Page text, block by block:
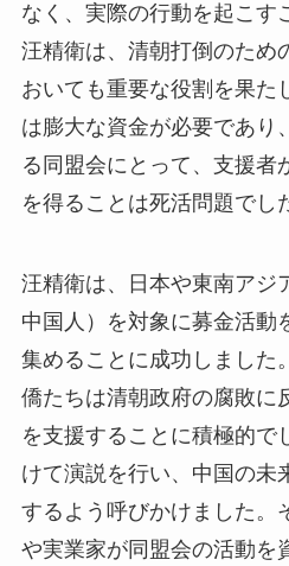
なく、実際の行動を起こす
汪精衛は、清朝打倒のため
おいても重要な役割を果た
は膨大な資金が必要であり
る同盟会にとって、支援者
を得ることは死活問題でし
汪精衛は、日本や東南アジ
中国人）を対象に募金活動
集めることに成功しました
僑たちは清朝政府の腐敗に
を支援することに積極的で
けて演説を行い、中国の未
するよう呼びかけました。
や実業家が同盟会の活動を